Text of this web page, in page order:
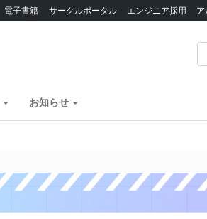
電子書籍 サークルポータル エンジニア採用
お知らせ